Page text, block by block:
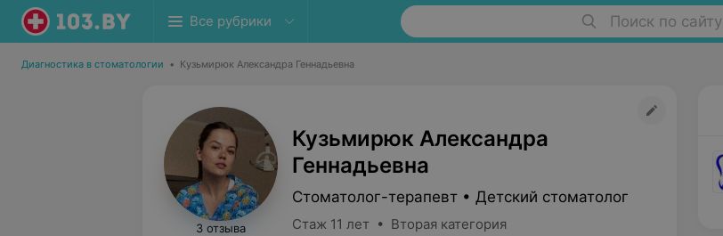
Все рубрики Поиск по сайту
Диагностика в стоматологии • Кузьмирюк Александра Геннадьевна
3 отзыва
Кузьмирюк Александра
Геннадьевна
Стоматолог-терапевт • Детский стоматолог
Стаж 11 лет • Вторая категория